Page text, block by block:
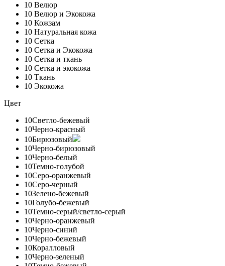
10 Велюр
10 Велюр и Экокожа
10 Кожзам
10 Натуральная кожа
10 Сетка
10 Сетка и Экокожа
10 Сетка и ткань
10 Сетка и экокожа
10 Ткань
10 Экокожа
Цвет
10Светло-бежевый
10Черно-красный
10Бирюзовый
10Черно-бирюзовый
10Черно-белый
10Темно-голубой
10Серо-оранжевый
10Серо-черный
10Зелено-бежевый
10Голубо-бежевый
10Темно-серый/светло-серый
10Черно-оранжевый
10Черно-синий
10Черно-бежевый
10Коралловый
10Черно-зеленый